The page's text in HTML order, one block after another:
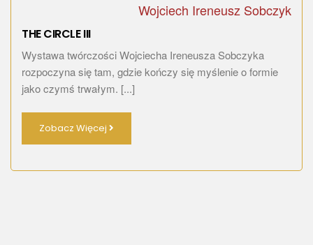
Wojciech Ireneusz Sobczyk
THE CIRCLE III
Wystawa twórczości Wojciecha Ireneusza Sobczyka
rozpoczyna się tam, gdzie kończy się myślenie o formie
jako czymś trwałym. [...]
Zobacz Więcej